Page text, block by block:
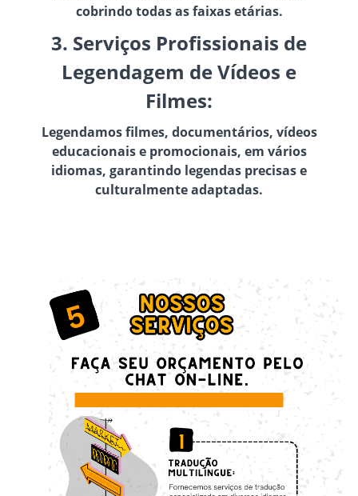
cobrindo todas as faixas etárias.
3. Serviços Profissionais de
Legendagem de Vídeos e
Filmes:
Legendamos filmes, documentários, vídeos
educacionais e promocionais, em vários
idiomas, garantindo legendas precisas e
culturalmente adaptadas.